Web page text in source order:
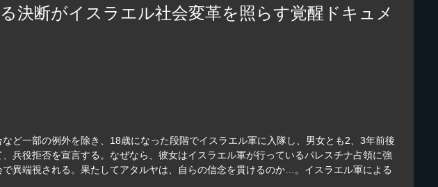
決断がイスラエル社会変革を照らす覚醒ドキュメ
ど一部の例外を除き、18歳になった段階でイスラエル軍に入隊し、男女とも2、3年前後
兵役拒否を宣言する。なぜなら、彼女はイスラエル軍が行っているパレスチナ占領に強
異端視される。果たしてアタルヤは、自らの信念を貫けるのか…。イスラエル軍による